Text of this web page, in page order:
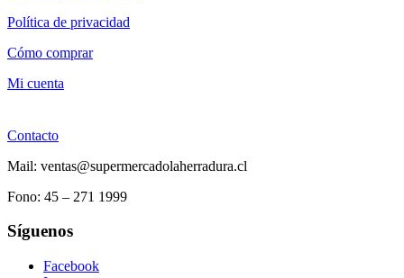
Política de privacidad
Cómo comprar
Mi cuenta
Contacto
Mail: ventas@supermercadolaherradura.cl
Fono: 45 – 271 1999
Síguenos
Facebook